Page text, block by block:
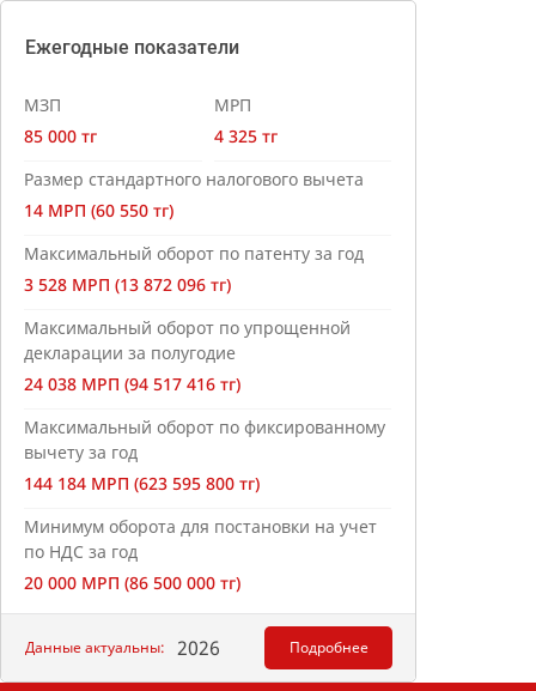
Ежегодные показатели
МЗП
85 000 тг
МРП
4 325 тг
Размер стандартного налогового вычета
14 МРП (60 550 тг)
Максимальный оборот по патенту за год
3 528 МРП (13 872 096 тг)
Максимальный оборот по упрощенной
декларации за полугодие
24 038 МРП (94 517 416 тг)
Максимальный оборот по фиксированному
вычету за год
144 184 МРП (623 595 800 тг)
Минимум оборота для постановки на учет
по НДС за год
20 000 МРП (86 500 000 тг)
Данные актуальны: 2026 Подробнее